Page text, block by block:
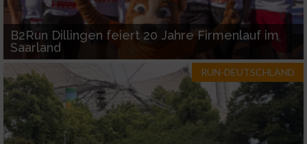
B2Run Dillingen feiert 20 Jahre Firmenlauf im
Saarland
RUN-DEUTSCHLAND